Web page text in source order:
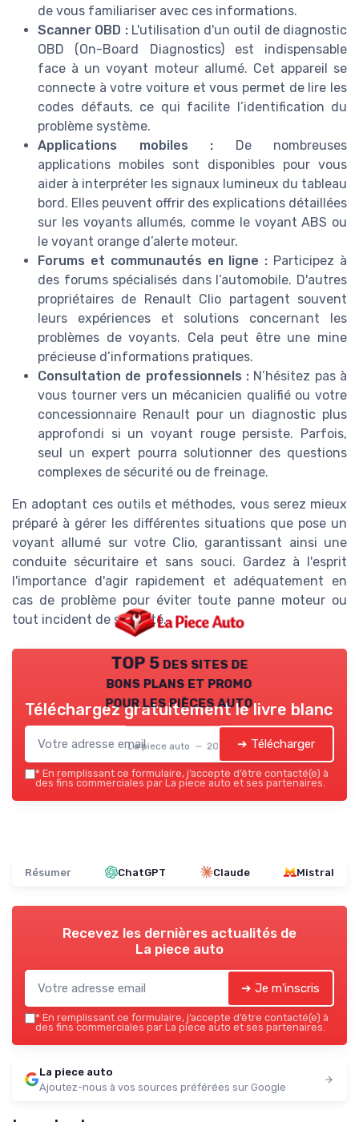
de vous familiariser avec ces informations.
Scanner OBD :L'utilisation d'un outil de diagnostic
OBD (On-Board Diagnostics) est indispensable
face à un voyant moteur allumé. Cet appareil se
connecte à votre voiture et vous permet de lire les
codes défauts, ce qui facilite l’identification du
problème système.
Applications mobiles : De nombreuses
applications mobiles sont disponibles pour vous
aider à interpréter les signaux lumineux du tableau
bord. Elles peuvent offrir des explications détaillées
sur les voyants allumés, comme le voyant ABS ou
le voyant orange d’alerte moteur.
Forums et communautés en ligne : Participez à
des forums spécialisés dans l’automobile. D'autres
propriétaires de Renault Clio partagent souvent
leurs expériences et solutions concernant les
problèmes de voyants. Cela peut être une mine
précieuse d’informations pratiques.
Consultation de professionnels : N’hésitez pas à
vous tourner vers un mécanicien qualifié ou votre
concessionnaire Renault pour un diagnostic plus
approfondi si un voyant rouge persiste. Parfois,
seul un expert pourra solutionner des questions
complexes de sécurité ou de freinage.
En adoptant ces outils et méthodes, vous serez mieux
préparé à gérer les différentes situations que pose un
voyant allumé sur votre Clio, garantissant ainsi une
conduite sécuritaire et sans souci. Gardez à l'esprit
l'importance d'agir rapidement et adéquatement en
cas de problème pour éviter toute panne moteur ou
tout incident de sécurité.
TOP 5 des sites de
bons plans et promo
pour les pièces auto
La piece auto — 2026
Téléchargez gratuitement le livre blanc
➔ Télécharger
* En remplissant ce formulaire, j’accepte d’être contacté(e) à
des fins commerciales par La piece auto et ses partenaires.
Résumer ChatGPT Claude Mistral
Recevez les dernières actualités de
La piece auto
➔ Je m'inscris
* En remplissant ce formulaire, j’accepte d’être contacté(e) à
des fins commerciales par La piece auto et ses partenaires.
La piece auto
Ajoutez-nous à vos sources préférées sur Google